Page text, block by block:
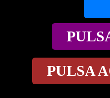
PULSA